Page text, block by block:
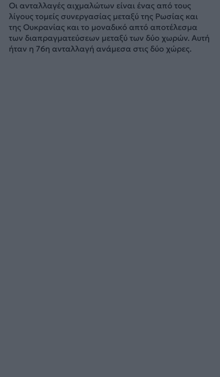
Οι ανταλλαγές αιχμαλώτων είναι ένας από τους
λίγους τομείς συνεργασίας μεταξύ της Ρωσίας και
της Ουκρανίας και το μοναδικό απτό αποτέλεσμα
των διαπραγματεύσεων μεταξύ των δύο χωρών. Αυτή
ήταν η 76η ανταλλαγή ανάμεσα στις δύο χώρες.